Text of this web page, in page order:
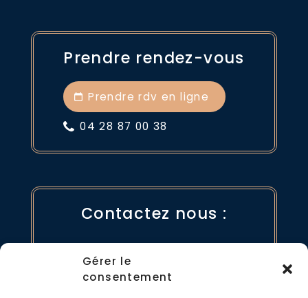
Gérer le
consentement
Prendre rendez-vous
Prendre rdv en ligne
04 28 87 00 38
Contactez nous :
04 28 87 00 38